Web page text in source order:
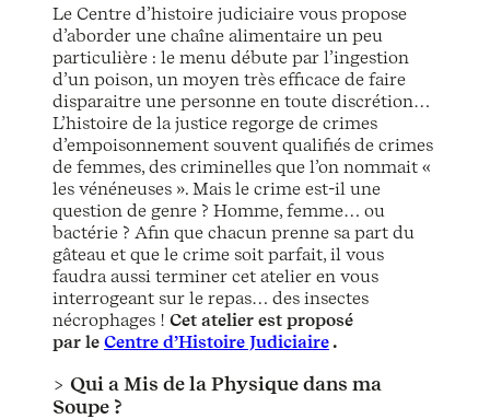
Le Centre d’histoire judiciaire vous propose
d’aborder une chaîne alimentaire un peu
particulière : le menu débute par l’ingestion
d’un poison, un moyen très efficace de faire
disparaitre une personne en toute discrétion…
L’histoire de la justice regorge de crimes
d’empoisonnement souvent qualifiés de crimes
de femmes, des criminelles que l’on nommait «
les vénéneuses ». Mais le crime est-il une
question de genre ? Homme, femme… ou
bactérie ? Afin que chacun prenne sa part du
gâteau et que le crime soit parfait, il vous
faudra aussi terminer cet atelier en vous
interrogeant sur le repas… des insectes
nécrophages ! Cet atelier est proposé
par le Centre d’Histoire Judiciaire.
> Qui a Mis de la Physique dans ma
Soupe ?